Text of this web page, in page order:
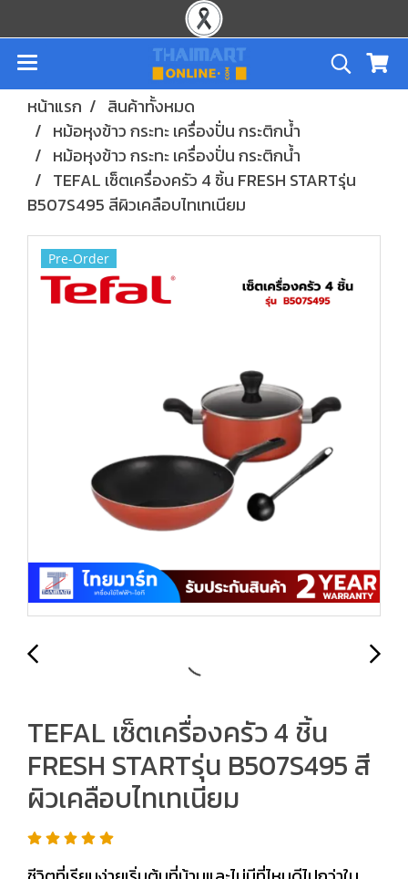
หน้าแรก
สินค้าทั้งหมด
หม้อหุงข้าว กระทะ เครื่องปั่น กระติกน้ำ
หม้อหุงข้าว กระทะ เครื่องปั่น กระติกน้ำ
TEFAL เซ็ตเครื่องครัว 4 ชิ้น FRESH STARTรุ่น
B507S495 สีผิวเคลือบไทเทเนียม
Pre-Order
TEFAL เซ็ตเครื่องครัว 4 ชิ้น
FRESH STARTรุ่น B507S495 สี
ผิวเคลือบไทเทเนียม